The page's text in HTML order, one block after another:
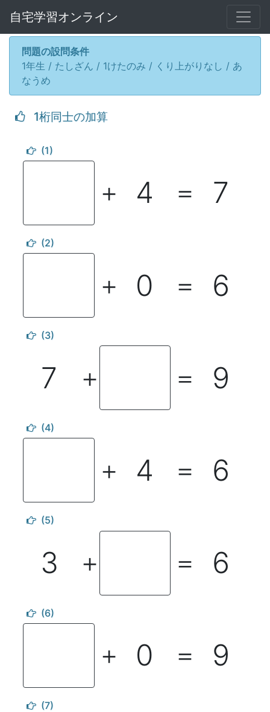
自宅学習オンライン
問題の設問条件
1年生 / たしざん / 1けたのみ / くり上がりなし / あ
なうめ
1桁同士の加算
(1)
＋ 4 ＝ 7
(2)
＋ 0 ＝ 6
(3)
7 ＋ ＝ 9
(4)
＋ 4 ＝ 6
(5)
3 ＋ ＝ 6
(6)
＋ 0 ＝ 9
(7)